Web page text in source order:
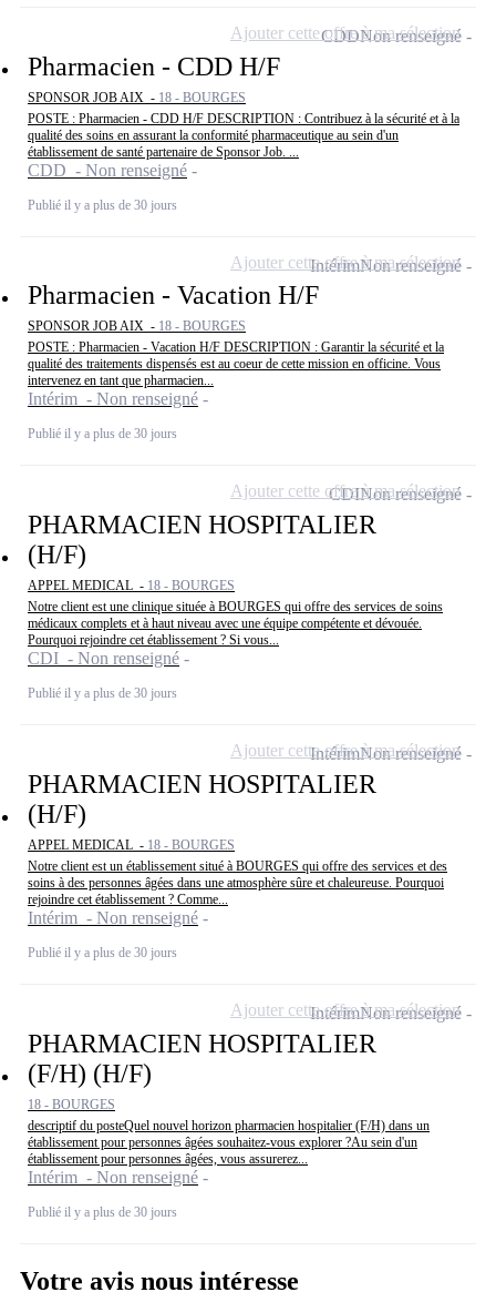
Pharmacien - CDD H/F
SPONSOR JOB AIX - 18 - BOURGES
POSTE : Pharmacien - CDD H/F DESCRIPTION : Contribuez à la sécurité et à la
qualité des soins en assurant la conformité pharmaceutique au sein d'un
établissement de santé partenaire de Sponsor Job. ...
CDD - Non renseigné
Publié il y a plus de 30 jours
CDDNon renseigné
Ajouter cette offre à ma sélection
Pharmacien - Vacation H/F
SPONSOR JOB AIX - 18 - BOURGES
POSTE : Pharmacien - Vacation H/F DESCRIPTION : Garantir la sécurité et la
qualité des traitements dispensés est au coeur de cette mission en officine. Vous
intervenez en tant que pharmacien...
Intérim - Non renseigné
Publié il y a plus de 30 jours
IntérimNon renseigné
Ajouter cette offre à ma sélection
PHARMACIEN HOSPITALIER
(H/F)
APPEL MEDICAL - 18 - BOURGES
Notre client est une clinique située à BOURGES qui offre des services de soins
médicaux complets et à haut niveau avec une équipe compétente et dévouée.
Pourquoi rejoindre cet établissement ? Si vous...
CDI - Non renseigné
Publié il y a plus de 30 jours
CDINon renseigné
Ajouter cette offre à ma sélection
PHARMACIEN HOSPITALIER
(H/F)
APPEL MEDICAL - 18 - BOURGES
Notre client est un établissement situé à BOURGES qui offre des services et des
soins à des personnes âgées dans une atmosphère sûre et chaleureuse. Pourquoi
rejoindre cet établissement ? Comme...
Intérim - Non renseigné
Publié il y a plus de 30 jours
IntérimNon renseigné
Ajouter cette offre à ma sélection
PHARMACIEN HOSPITALIER
(F/H) (H/F)
18 - BOURGES
descriptif du posteQuel nouvel horizon pharmacien hospitalier (F/H) dans un
établissement pour personnes âgées souhaitez-vous explorer ?Au sein d'un
établissement pour personnes âgées, vous assurerez...
Intérim - Non renseigné
Publié il y a plus de 30 jours
IntérimNon renseigné
Ajouter cette offre à ma sélection
Votre avis nous intéresse